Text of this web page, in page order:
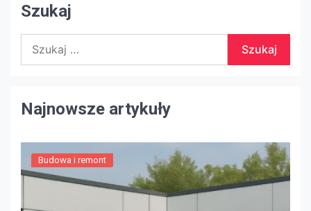
Szukaj
Najnowsze artykuły
Budowa i remont